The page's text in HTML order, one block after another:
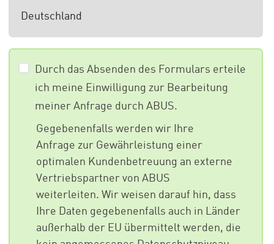
Deutschland
Durch das Absenden des Formulars erteile
ich meine Einwilligung zur Bearbeitung
meiner Anfrage durch ABUS.
Gegebenenfalls werden wir Ihre
Anfrage zur Gewährleistung einer
optimalen Kundenbetreuung an externe
Vertriebspartner von ABUS
weiterleiten. Wir weisen darauf hin, dass
Ihre Daten gegebenenfalls auch in Länder
außerhalb der EU übermittelt werden, die